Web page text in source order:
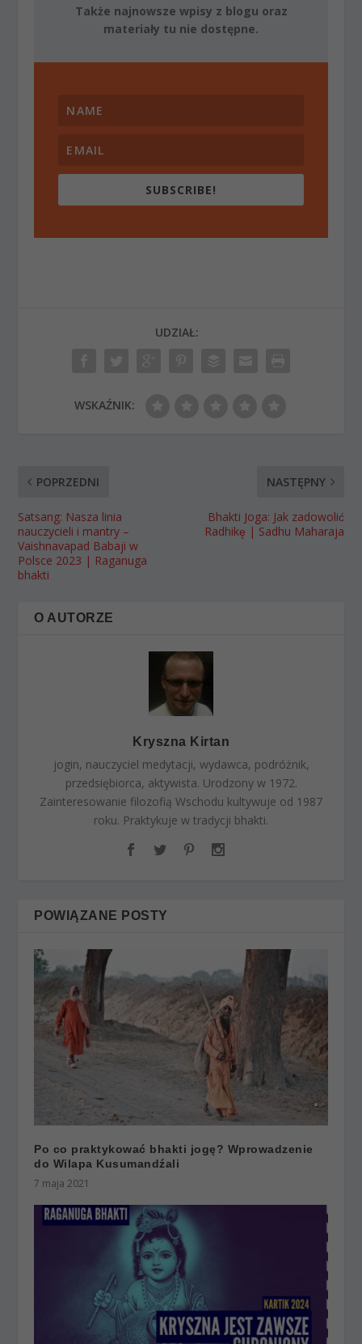
Także najnowsze wpisy z blogu oraz
materiały tu nie dostępne.
SUBSCRIBE!
UDZIAŁ:
WSKAŹNIK:
POPRZEDNI
Satsang: Nasza linia
nauczycieli i mantry –
Vaishnavapad Babaji w
Polsce 2023 | Raganuga
bhakti
NASTĘPNY
Bhakti Joga: Jak zadowolić
Radhikę | Sadhu Maharaja
O AUTORZE
Kryszna Kirtan
jogin, nauczyciel medytacji, wydawca, podróżnik,
przedsiębiorca, aktywista. Urodzony w 1972.
Zainteresowanie filozofią Wschodu kultywuje od 1987
roku. Praktykuje w tradycji bhakti.
POWIĄZANE POSTY
Po co praktykować bhakti jogę? Wprowadzenie
do Wilapa Kusumandźali
7 maja 2021